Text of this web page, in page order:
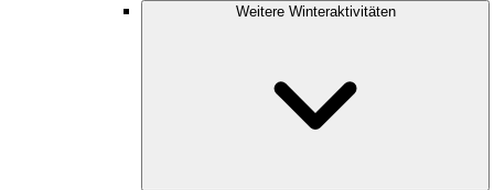
Weitere Winteraktivitäten